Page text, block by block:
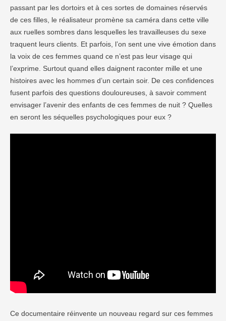
passant par les dortoirs et à ces sortes de domaines réservés
de ces filles, le réalisateur promène sa caméra dans cette ville
aux ruelles sombres dans lesquelles les travailleuses du sexe
traquent leurs clients. Et parfois, l’on sent une vive émotion dans
la voix de ces femmes quand ce n’est pas leur visage qui
l’exprime. Surtout quand elles daignent raconter mille et une
histoires avec les hommes d’un certain soir. De ces confidences
fusent parfois des questions douloureuses, à savoir comment
envisager l’avenir des enfants de ces femmes de nuit ? Quelles
en seront les séquelles psychologiques pour eux ?
Ce documentaire réinvente un nouveau regard sur ces femmes